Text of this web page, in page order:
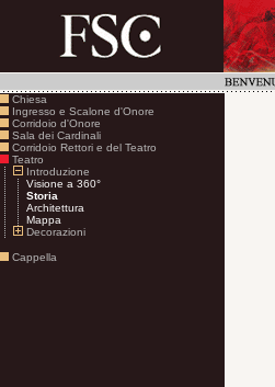
Chiesa
Ingresso e Scalone d'Onore
Corridoio d'Onore
Sala dei Cardinali
Corridoio Rettori e del Teatro
Teatro
Introduzione
Visione a 360°
Storia
Architettura
Mappa
Decorazioni
Cappella